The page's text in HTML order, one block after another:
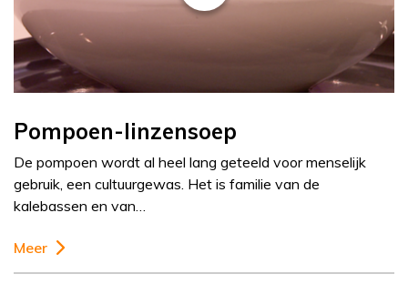
Pompoen-linzensoep
De pompoen wordt al heel lang geteeld voor menselijk
gebruik, een cultuurgewas. Het is familie van de
kalebassen en van…
Meer